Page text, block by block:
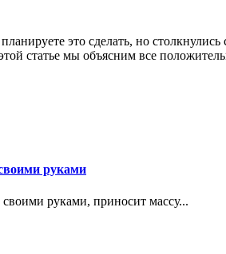
это сделать, но
статье мы объясним все
руками
руками, приносит массу...